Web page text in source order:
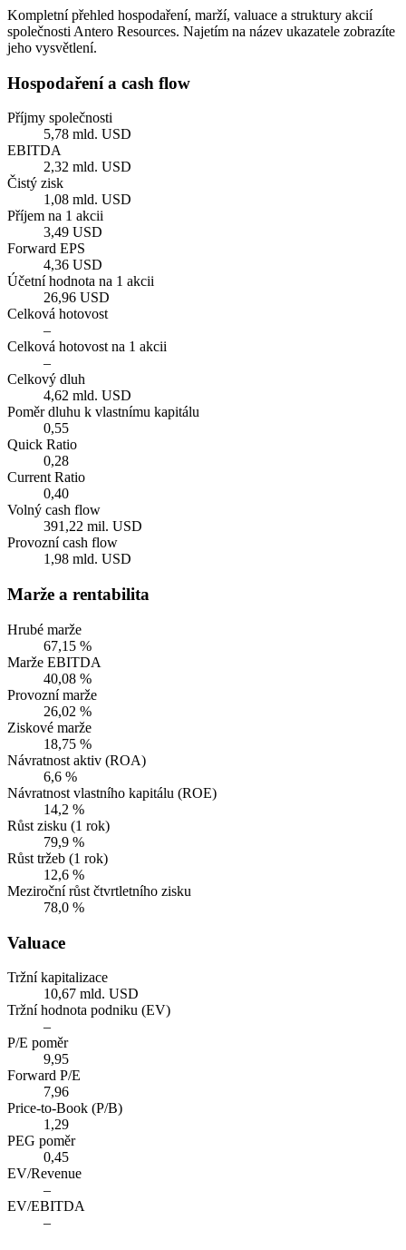
Kompletní přehled hospodaření, marží, valuace a struktury akcií
společnosti Antero Resources. Najetím na název ukazatele zobrazíte
jeho vysvětlení.
Hospodaření a cash flow
Příjmy společnosti
5,78 mld. USD
EBITDA
2,32 mld. USD
Čistý zisk
1,08 mld. USD
Příjem na 1 akcii
3,49 USD
Forward EPS
4,36 USD
Účetní hodnota na 1 akcii
26,96 USD
Celková hotovost
–
Celková hotovost na 1 akcii
–
Celkový dluh
4,62 mld. USD
Poměr dluhu k vlastnímu kapitálu
0,55
Quick Ratio
0,28
Current Ratio
0,40
Volný cash flow
391,22 mil. USD
Provozní cash flow
1,98 mld. USD
Marže a rentabilita
Hrubé marže
67,15 %
Marže EBITDA
40,08 %
Provozní marže
26,02 %
Ziskové marže
18,75 %
Návratnost aktiv (ROA)
6,6 %
Návratnost vlastního kapitálu (ROE)
14,2 %
Růst zisku (1 rok)
79,9 %
Růst tržeb (1 rok)
12,6 %
Meziroční růst čtvrtletního zisku
78,0 %
Valuace
Tržní kapitalizace
10,67 mld. USD
Tržní hodnota podniku (EV)
–
P/E poměr
9,95
Forward P/E
7,96
Price-to-Book (P/B)
1,29
PEG poměr
0,45
EV/Revenue
–
EV/EBITDA
–